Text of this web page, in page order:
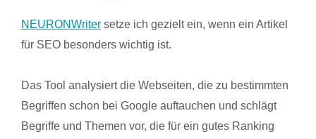
NEURONWritersetze ich gezielt ein, wenn ein Artikel
für SEO besonders wichtig ist.
Das Tool analysiert die Webseiten, die zu bestimmten
Begriffen schon bei Google auftauchen und schlägt
Begriffe und Themen vor, die für ein gutes Ranking